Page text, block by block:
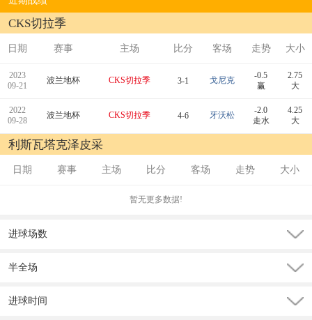
CKS切拉季
日期 赛事 主场 比分 客场 走势 大小
2023
09-21
波兰地杯 CKS切拉季 3-1 戈尼克
-0.5
赢
2.75
大
2022
09-28
波兰地杯 CKS切拉季 4-6 牙沃松
-2.0
走水
4.25
大
利斯瓦塔克泽皮采
日期 赛事 主场 比分 客场 走势 大小
暂无更多数据!
进球场数
半全场
进球时间